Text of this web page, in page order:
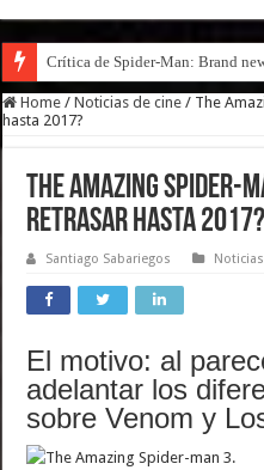
Crítica de Spider-Man: Brand
Home / Noticias de cine / The
hasta 2017?
The Amazing Spider-
retrasar hasta 2017?
Santiago Sabariegos
El motivo: al
adelantar los
sobre Venom y